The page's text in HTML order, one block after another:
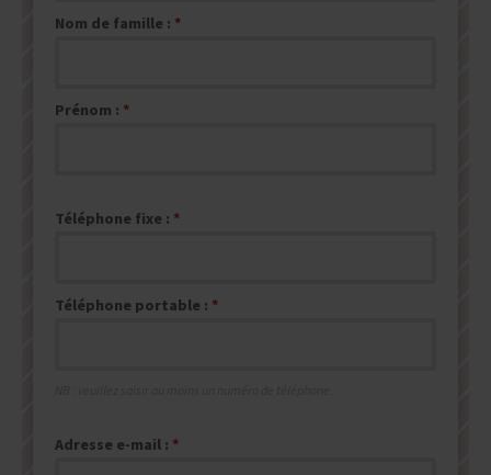
Nom de famille :
Prénom :
Téléphone fixe :
Téléphone portable :
Adresse e-mail :